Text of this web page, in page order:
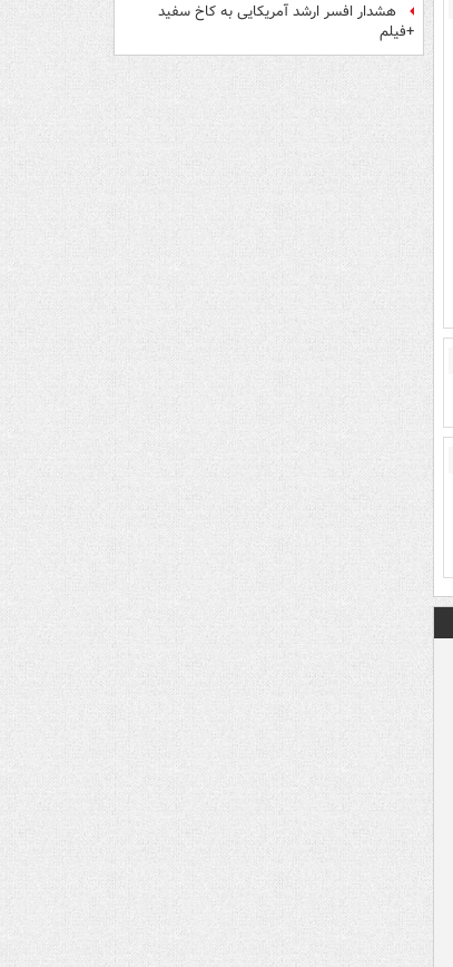
هشدار افسر ارشد آمریکایی به کاخ سفید
+فیلم